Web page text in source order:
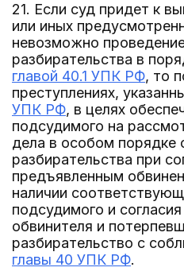
21. Если суд придет к
или иных
невозможно
разбирательства в
главой 40.1 УПК РФ, то
преступлениях,
УПК РФ, в целях
подсудимого на
дела в особом порядке
разбирательства при
предъявленным
наличии
подсудимого и
обвинителя и
разбирательство с
главы 40 УПК РФ.